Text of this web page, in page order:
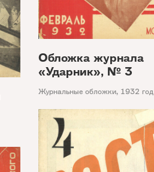
Обложка журнала
«Ударник», № 3
Журнальные обложки, 1932 год